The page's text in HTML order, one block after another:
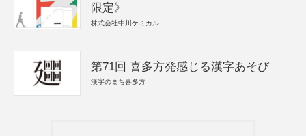
限定》
株式会社中川ケミカル
第71回 喜多方発感じる漢字あそび
漢字のまち喜多方